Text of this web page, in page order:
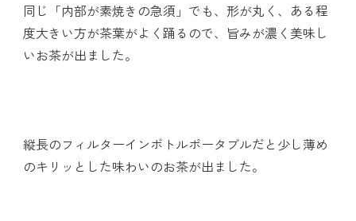
同じ「内部が素焼きの急須」でも、形が丸く、ある程
度大きい方が茶葉がよく踊るので、旨みが濃く美味し
いお茶が出ました。
縦長のフィルターインボトルポータブルだと少し薄め
のキリッとした味わいのお茶が出ました。